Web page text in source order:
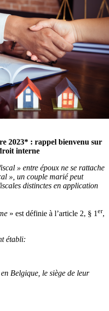
2023* : rappel bienvenu sur
interne
» entre époux ne se rattache
», un couple marié peut
distinctes en application
» est définie à l’article 2, § 1 er,
établi:
Belgique, le siège de leur